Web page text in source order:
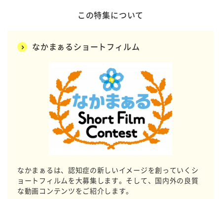
この特集について
なかまぁるショートフィルム
なかまぁるは、認知症の新しいイメージを創っていくシ
ョートフィルムを大募集します。そして、国内外の良質
な動画コンテンツをご紹介します。